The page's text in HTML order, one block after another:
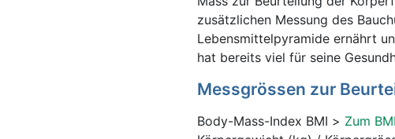
zusätzlichen Messung des
Lebensmittelpyramide ernährt
hat bereits viel für seine
Messgrössen zur
Body-Mass-Index BMI > Zum